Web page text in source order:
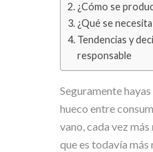
¿Cómo se
¿Qué se
Tendencias y
responsable
Seguramente
hueco entre
vano, cada vez más
que es todavía más